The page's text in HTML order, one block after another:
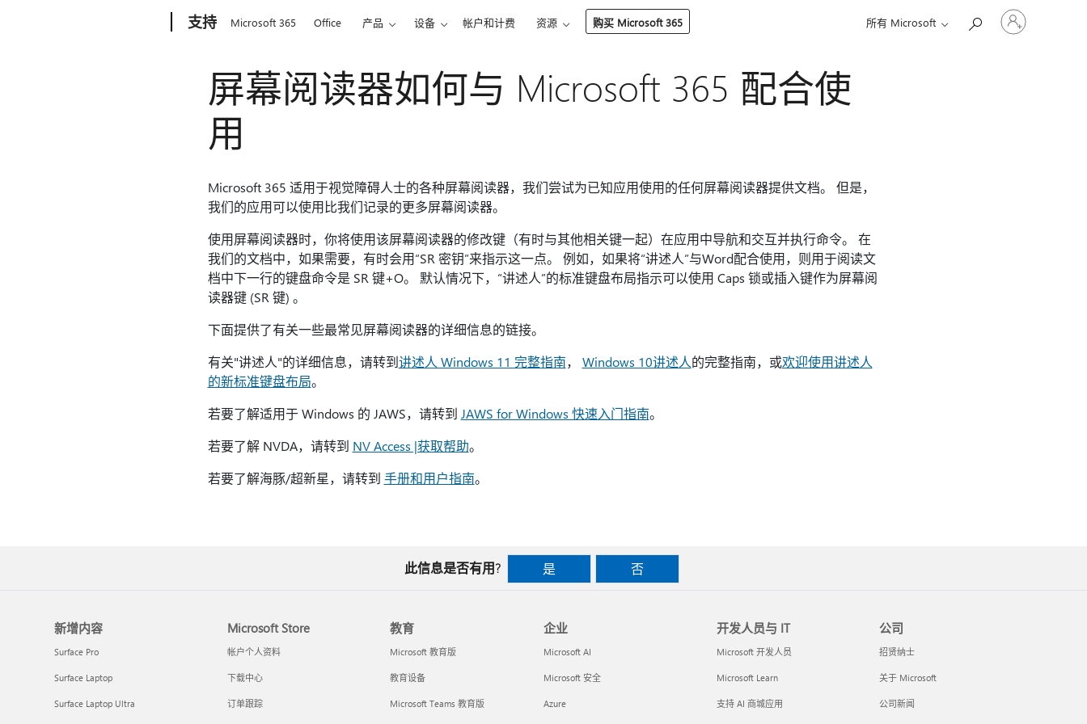
支持 Microsoft 365 Office 产品 设备 帐户和计费 资源 购买 Microsoft 365 所有 Microsoft
请
登
屏幕阅读器如何与 Microsoft 365 配合使
用
Microsoft 365 适用于视觉障碍人士的各种屏幕阅读器，我们尝试为已知应用使用的任何屏幕阅读器提供文档。 但是，
我们的应用可以使用比我们记录的更多屏幕阅读器。
使用屏幕阅读器时，你将使用该屏幕阅读器的修改键（有时与其他相关键一起）在应用中导航和交互并执行命令。 在
我们的文档中，如果需要，有时会用“SR 密钥”来指示这一点。 例如，如果将“讲述人”与Word配合使用，则用于阅读文
档中下一行的键盘命令是 SR 键+O。 默认情况下，“讲述人”的标准键盘布局指示可以使用 Caps 锁或插入键作为屏幕阅
读器键 (SR 键) 。
下面提供了有关一些最常见屏幕阅读器的详细信息的链接。
有关"讲述人"的详细信息，请转到讲述人 Windows 11 完整指南， Windows 10讲述人的完整指南，或欢迎使用讲述人
的新标准键盘布局。
若要了解适用于 Windows 的 JAWS，请转到 JAWS for Windows 快速入门指南。
若要了解 NVDA，请转到 NV Access |获取帮助。
若要了解海豚/超新星，请转到 手册和用户指南。
此信息是否有用? 是 否
新增内容
Surface Pro
Surface Laptop
Surface Laptop Ultra
Microsoft Store
帐户个人资料
下载中心
订单跟踪
教育
Microsoft 教育版
教育设备
Microsoft Teams 教育版
企业
Microsoft AI
Microsoft 安全
Azure
开发人员与 IT
Microsoft 开发人员
Microsoft Learn
支持 AI 商城应用
公司
招贤纳士
关于 Microsoft
公司新闻